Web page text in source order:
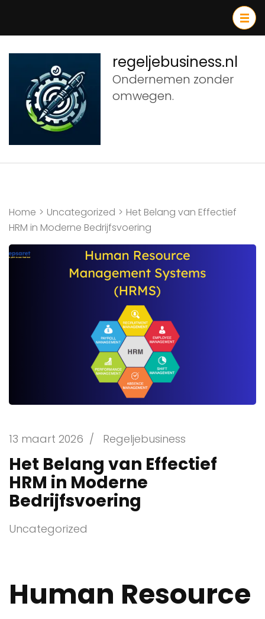
inhoud
(druk
Enter)
regeljebusiness.nl
Ondernemen zonder
omwegen.
Home > Uncategorized > Het Belang van Effectief
HRM in Moderne Bedrijfsvoering
13 maart 2026 / Regeljebusiness
Het Belang van Effectief
HRM in Moderne
Bedrijfsvoering
Uncategorized
Human Resource